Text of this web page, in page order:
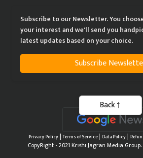
Subscribe to our Newsletter. You
your interest and we'll send you
latest updates based on your choice.
Subscribe
Privacy Policy| Terms of Service| Data Policy|
CopyRight - 2021 Krishi Jagran Media
Back